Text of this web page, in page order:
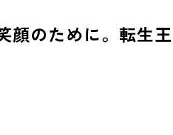
顔のために。転生